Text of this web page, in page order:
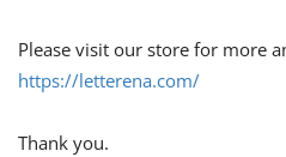
Please visit our store for more
https://letterena.com/
Thank you.